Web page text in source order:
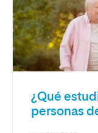
¿Qué
personas